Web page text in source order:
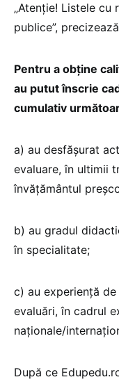
„Atenție! Listele cu
publice”,
Pentru a obține
au putut înscrie
cumulativ
a) au desfășurat
evaluare, în ultimii
învățământul
b) au gradul
în specialitate;
c) au experiență
evaluări, în cadrul
naționale/
După ce